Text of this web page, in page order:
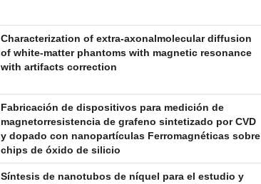
Characterization of extra-axonalmolecular diffusion
of white-matter phantoms with magnetic resonance
with artifacts correction
Fabricación de dispositivos para medición de
magnetorresistencia de grafeno sintetizado por CVD
y dopado con nanopartículas Ferromagnéticas sobre
chips de óxido de silicio
Síntesis de nanotubos de níquel para el estudio y